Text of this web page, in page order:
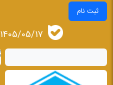
ثبت نام
1405/05/17 شنبه